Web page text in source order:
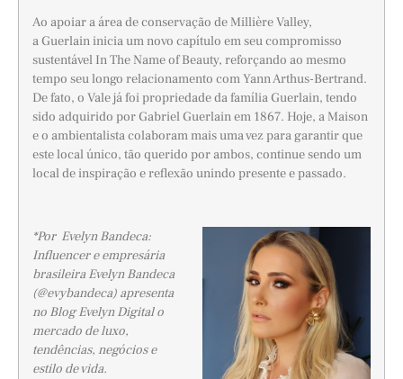
Ao apoiar a área de conservação de Millière Valley,
a Guerlain inicia um novo capítulo em seu compromisso
sustentável In The Name of Beauty, reforçando ao mesmo
tempo seu longo relacionamento com Yann Arthus-Bertrand.
De fato, o Vale já foi propriedade da família Guerlain, tendo
sido adquirido por Gabriel Guerlain em 1867. Hoje, a Maison
e o ambientalista colaboram mais uma vez para garantir que
este local único, tão querido por ambos, continue sendo um
local de inspiração e reflexão unindo presente e passado.
*Por Evelyn Bandeca:
Influencer e empresária
brasileira Evelyn Bandeca
(@evybandeca) apresenta
no Blog Evelyn Digital o
mercado de luxo,
tendências, negócios e
estilo de vida.